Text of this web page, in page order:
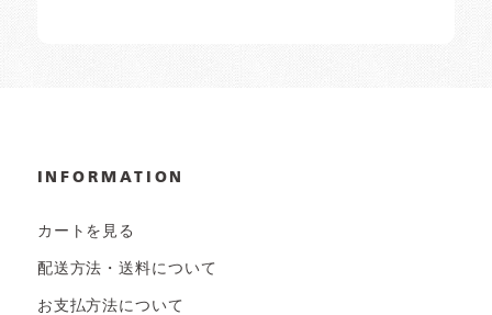
INFORMATION
カートを見る
配送方法・送料について
お支払方法について